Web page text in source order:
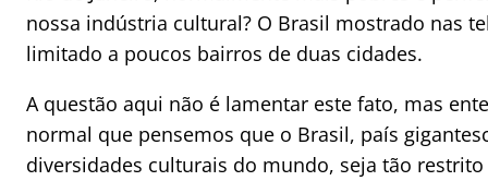
nossa indústria cultural? O Brasil mostrado nas
limitado a poucos bairros de duas cidades.
A questão aqui não é lamentar este fato, mas
normal que pensemos que o Brasil, país
diversidades culturais do mundo, seja tão